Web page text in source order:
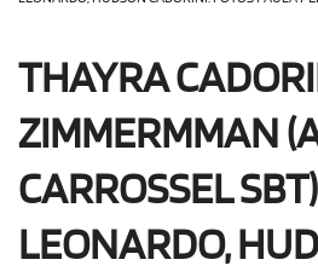
THAYRA
ZIMMERMMAN
CARROSSEL
LEONARDO,